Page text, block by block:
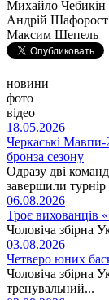
Михайло Чебикін
Андрій Шафорост
Максим Шепель
новини
фото
відео
18.05.2026
Черкаські
бронза сезону
Одразу дві
завершили
06.08.2026
Троє вихованців
Чоловіча збірна
03.08.2026
Четверо юних
Чоловіча збірна
тренувальний...